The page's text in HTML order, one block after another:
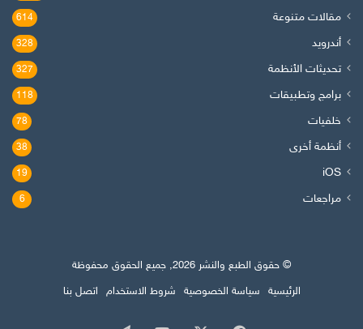
مقالات متنوعة 614
أندرويد 328
تحديثات الأنظمة 327
برامج وتطبيقات 118
خلفيات 78
أنظمة أخرى 38
iOS
19
مراجعات 6
© حقوق الطبع والنشر 2026, جميع الحقوق محفوظة
الرئيسية
سياسة الخصوصية شروط الاستخدام اتصل بنا